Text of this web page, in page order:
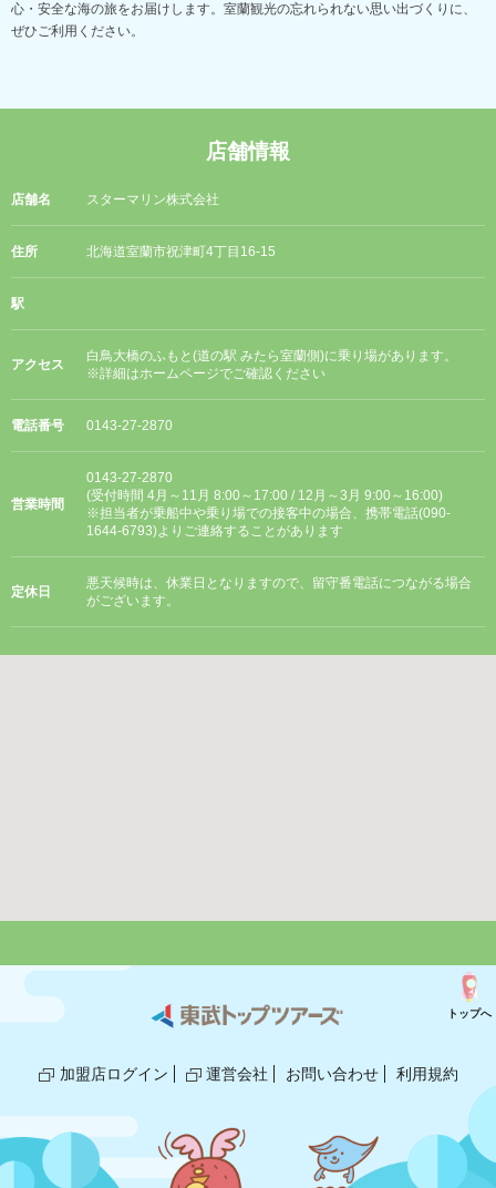
心・安全な海の旅をお届けします。室蘭観光の忘れられない思い出づくりに、
ぜひご利用ください。
店舗情報
店舗名 スターマリン株式会社
住所 北海道室蘭市祝津町4丁目16-15
駅
アクセス
白鳥大橋のふもと(道の駅 みたら室蘭側)に乗り場があります。
※詳細はホームページでご確認ください
電話番号 0143-27-2870
営業時間
0143-27-2870
(受付時間 4月～11月 8:00～17:00 / 12月～3月 9:00～16:00)
※担当者が乗船中や乗り場での接客中の場合、携帯電話(090-
1644-6793)よりご連絡することがあります
定休日
悪天候時は、休業日となりますので、留守番電話につながる場合
がございます。
加盟店ログイン 運営会社 お問い合わせ 利用規約
トップへ